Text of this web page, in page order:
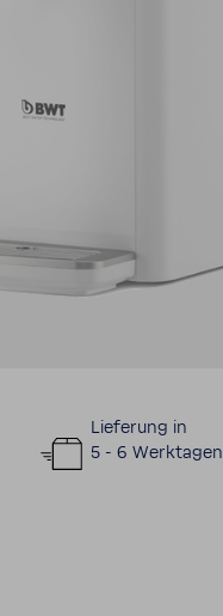
Liefe­rung in
5 - 6 Werk­tagen